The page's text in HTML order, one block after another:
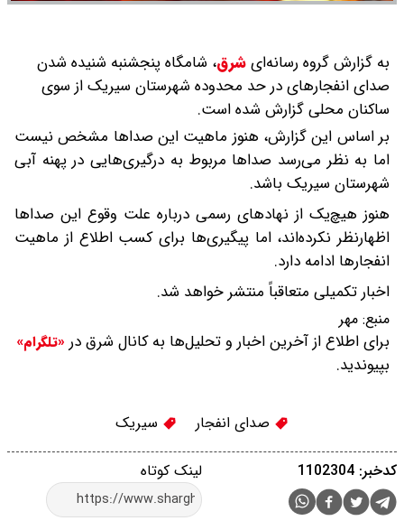
به گزارش گروه رسانه‌ایشرق، شامگاه پنجشنبه شنیده شدن
صدای انفجارهای در حد محدوده شهرستان سیریک از سوی
ساکنان محلی گزارش شده است.
بر اساس این گزارش، هنوز ماهیت این صداها مشخص نیست
اما به نظر می‌رسد صداها مربوط به درگیری‌هایی در پهنه آبی
شهرستان سیریک باشد.
هنوز هیچ‌یک از نهادهای رسمی درباره علت وقوع این صداها
اظهارنظر نکرده‌اند، اما پیگیری‌ها برای کسب اطلاع از ماهیت
انفجارها ادامه دارد.
اخبار تکمیلی متعاقباً منتشر خواهد شد.
منبع: مهر
برای اطلاع از آخرین اخبار و تحلیل‌ها به کانال شرق در «تلگرام»
بپیوندید.
صدای انفجار سیریک
لینک کوتاه کدخبر: 1102304